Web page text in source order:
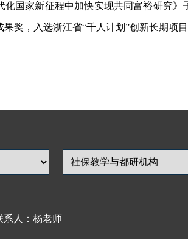
化国家新征程中加快实现共同富裕研究
奖，入选浙江省“千人计划”创新长期项目
：杨老师